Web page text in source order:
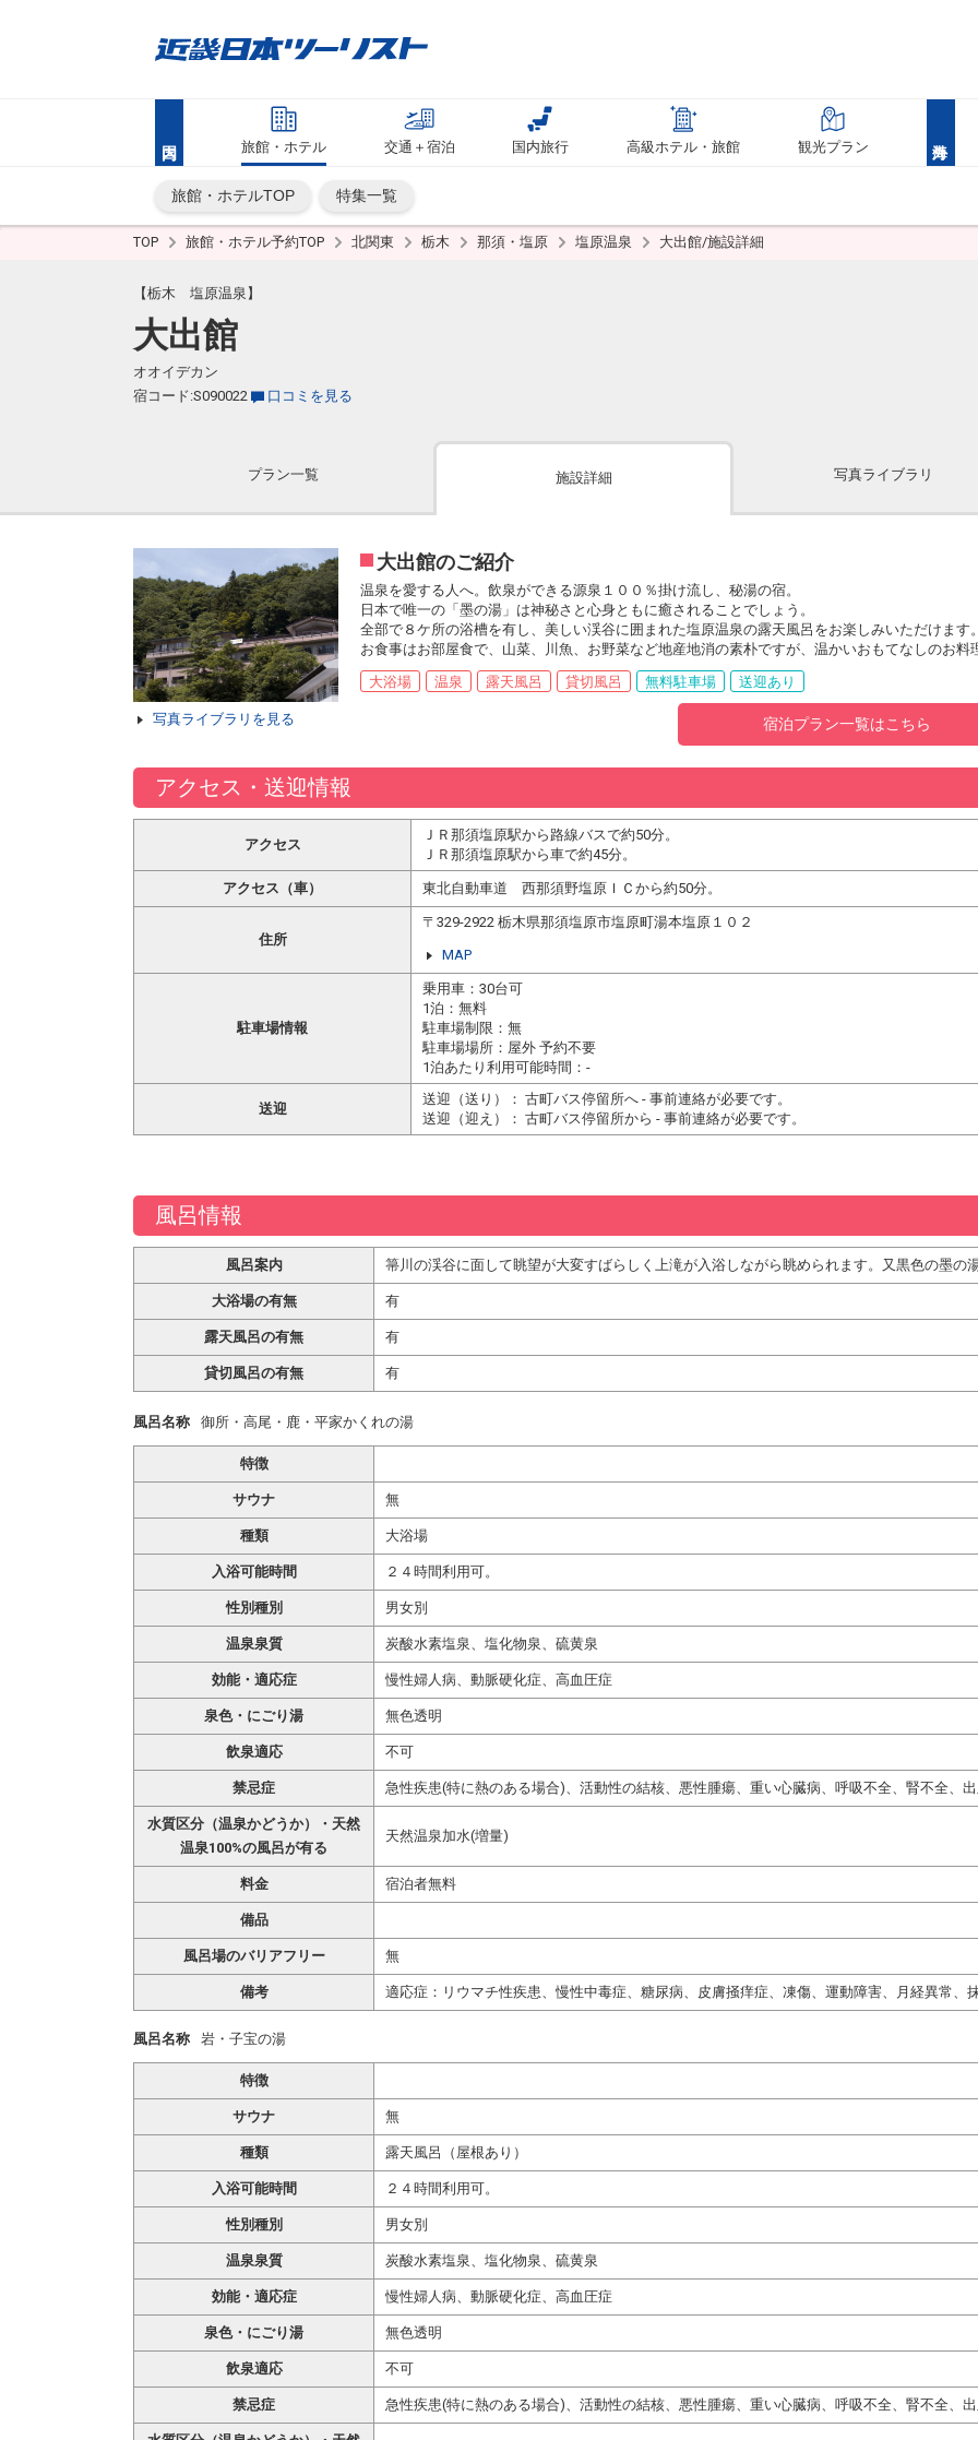
旅館・ホテル 交通＋宿泊 国内旅行 高級ホテル・旅館 観光プラン
旅館・ホテルTOP 特集一覧
TOP 旅館・ホテル予約TOP 北関東 栃木 那須・塩原 塩原温泉 大出館/施設詳細
【栃木 塩原温泉】
大出館
オオイデカン
宿コード:S090022
口コミを見る
プラン一覧 施設詳細 写真ライブラリ
写真ライブラリを見る
大出館のご紹介
温泉を愛する人へ。飲泉ができる源泉１００％掛け流し、秘湯の宿。
日本で唯一の「墨の湯」は神秘さと心身ともに癒されることでしょう。
全部で８ケ所の浴槽を有し、美しい渓谷に囲まれた塩原温泉の露天風呂をお楽しみいただけます。
お食事はお部屋食で、山菜、川魚、お野菜など地産地消の素朴ですが、温かいおもてなしのお料
大浴場
温泉 露天風呂 貸切風呂 無料駐車場 送迎あり
宿泊プラン一覧はこちら
アクセス・送迎情報
アクセス
ＪＲ那須塩原駅から路線バスで約50分。
ＪＲ那須塩原駅から車で約45分。
アクセス（車） 東北自動車道 西那須野塩原ＩＣから約50分。
住所
〒329-2922 栃木県那須塩原市塩原町湯本塩原１０２
MAP
駐車場情報
乗用車：30台可
1泊：無料
駐車場制限：無
駐車場場所：屋外 予約不要
1泊あたり利用可能時間：-
送迎
送迎（送り）： 古町バス停留所へ - 事前連絡が必要です。
送迎（迎え）： 古町バス停留所から - 事前連絡が必要です。
風呂情報
風呂案内 箒川の渓谷に面して眺望が大変すばらしく上滝が入浴しながら眺められます。又黒色の墨の
大浴場の有無 有
露天風呂の有無 有
貸切風呂の有無 有
風呂名称 御所・高尾・鹿・平家かくれの湯
特徴
サウナ 無
種類 大浴場
入浴可能時間 ２４時間利用可。
性別種別 男女別
温泉泉質 炭酸水素塩泉、塩化物泉、硫黄泉
効能・適応症 慢性婦人病、動脈硬化症、高血圧症
泉色・にごり湯 無色透明
飲泉適応 不可
禁忌症 急性疾患(特に熱のある場合)、活動性の結核、悪性腫瘍、重い心臓病、呼吸不全、腎不全、
水質区分（温泉かどうか）・天然
温泉100%の風呂が有る
天然温泉加水(増量)
料金 宿泊者無料
備品
風呂場のバリアフリー 無
備考 適応症：リウマチ性疾患、慢性中毒症、糖尿病、皮膚掻痒症、凍傷、運動障害、月経異常、
風呂名称 岩・子宝の湯
特徴
サウナ 無
種類 露天風呂（屋根あり）
入浴可能時間 ２４時間利用可。
性別種別 男女別
温泉泉質 炭酸水素塩泉、塩化物泉、硫黄泉
効能・適応症 慢性婦人病、動脈硬化症、高血圧症
泉色・にごり湯 無色透明
飲泉適応 不可
禁忌症 急性疾患(特に熱のある場合)、活動性の結核、悪性腫瘍、重い心臓病、呼吸不全、腎不全、